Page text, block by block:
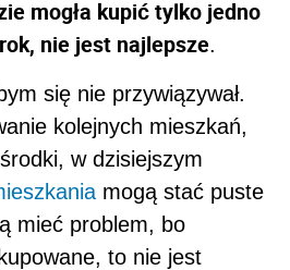
mogła kupić tylko jedno
nie jest najlepsze.
się nie przywiązywał.
kolejnych mieszkań,
w dzisiejszym
mogą stać puste
mieć problem, bo
to nie jest